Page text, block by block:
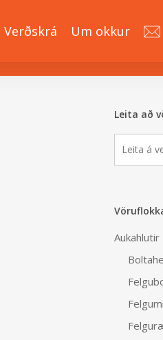
Verðskrá Um okkur
Leita að
Aukahlutir